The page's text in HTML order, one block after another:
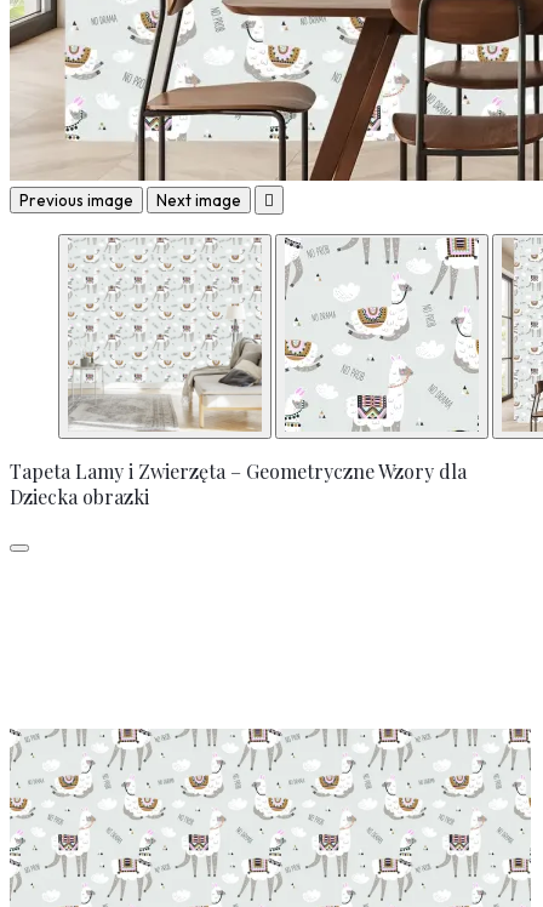
Previous image Next image 
Tapeta Lamy i Zwierzęta – Geometryczne Wzory dla
Dziecka obrazki